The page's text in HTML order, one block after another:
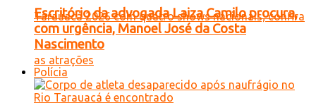
Escritório da advogada Laiza Camilo procura,
com urgência, Manoel José da Costa
Nascimento
Polícia